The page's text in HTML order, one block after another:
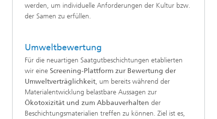
werden, um individuelle Anforderungen der Kultur bzw.
der Samen zu erfüllen.
Umweltbewertung
Für die neuartigen Saatgutbeschichtungen etablierten
wir eine Screening-Plattform zur Bewertung der
Umweltverträglichkeit, um bereits während der
Materialentwicklung belastbare Aussagen zur
Ökotoxizität und zum Abbauverhalten der
Beschichtungsmaterialien treffen zu können. Ziel ist es,